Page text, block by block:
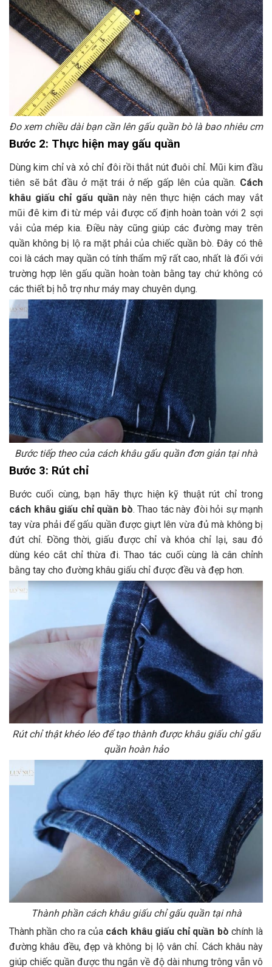
Đo xem chiều dài bạn cần lên gấu quần bò là bao nhiêu cm
Bước 2: Thực hiện may gấu quần
Dùng kim chỉ và xỏ chỉ đôi rồi thắt nút đuôi chỉ. Mũi kim đầu
tiên sẽ bắt đầu ở mặt trái ở nếp gấp lên của quần. Cách
khâu giấu chỉ gấu quầnnày nên thực hiện cách may vắt
mũi đê kim đi từ mép vải được cố định hoàn toàn với 2 sợi
vải của mép kia. Điều này cũng giúp các đường may trên
quần không bị lộ ra mặt phải của chiếc quần bò. Đây có thê
coi là cách may quần có tính thẩm mỹ rất cao, nhất là đối với
trường hợp lên gấu quần hoàn toàn bằng tay chứ không có
các thiết bị hỗ trợ như máy may chuyên dụng.
Bước tiếp theo của cách khâu gấu quần đơn giản tại nhà
Bước 3: Rút chỉ
Bước cuối cùng, bạn hãy thực hiện kỹ thuật rút chỉ trong
cách khâu giấu chỉ quần bò. Thao tác này đòi hỏi sự mạnh
tay vừa phải để gấu quần được giựt lên vừa đủ mà không bị
đứt chỉ. Đồng thời, giấu được chỉ và khóa chỉ lại, sau đó
dùng kéo cắt chỉ thừa đi. Thao tác cuối cùng là cân chỉnh
bằng tay cho đường khâu giấu chỉ được đều và đẹp hơn.
Rút chỉ thật khéo léo để tạo thành được khâu giấu chỉ gấu
quần hoàn hảo
Thành phần cách khâu giấu chỉ gấu quần tại nhà
Thành phần cho ra của cách khâu giấu chỉ quần bò chính là
đường khâu đều, đẹp và không bị lộ vân chỉ. Cách khâu này
giúp chiếc quần được thu ngắn về độ dài nhưng trông vẫn vô